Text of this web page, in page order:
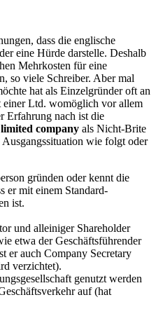
dass die englische
eine Hürde darstelle. Deshalb
Mehrkosten für eine
so viele Schreiber. Aber mal
hat als Einzelgründer oft an
Ltd. womöglich vor allem
Erfahrung nach ist die
company als Nicht-Brite
wie folgt oder
gründen oder kennt die
er mit einem Standard-
ist.
und alleiniger Shareholder
etwa der Geschäftsführender
er auch Company Secretary
verzichtet).
genutzt werden
auf (hat